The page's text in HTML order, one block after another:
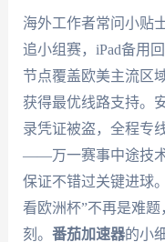
海外工作者常问小贴
追小组赛，iPad备用
节点覆盖欧美主流区
获得最优线路支持。
录凭证被盗，全程专
——万一赛事中途技术
保证不错过关键进球
看欧洲杯”不再是难
刻。 番茄加速器的小